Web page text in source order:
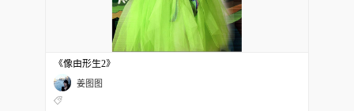
《像由形生2》
姜图图